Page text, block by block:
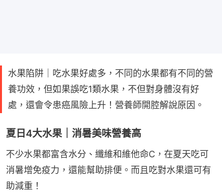
水果陷阱｜吃水果好處多，不同的水果都有不同的營
養功效，但如果誤吃1類水果，不但對身體沒有好
處，還會令患癌風險上升！營養師開腔解說原因。
夏日4大水果｜消暑美味營養高
不少水果都富含水分、纖維和維他命C，在夏天吃可
消暑增免疫力，還能幫助排便。而且吃對水果還可有
助減重！